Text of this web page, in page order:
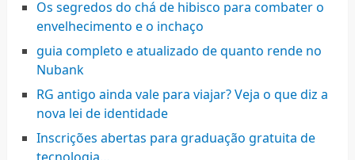
Os segredos do chá de hibisco para combater o
envelhecimento e o inchaço
guia completo e atualizado de quanto rende no
Nubank
RG antigo ainda vale para viajar? Veja o que diz a
nova lei de identidade
Inscrições abertas para graduação gratuita de